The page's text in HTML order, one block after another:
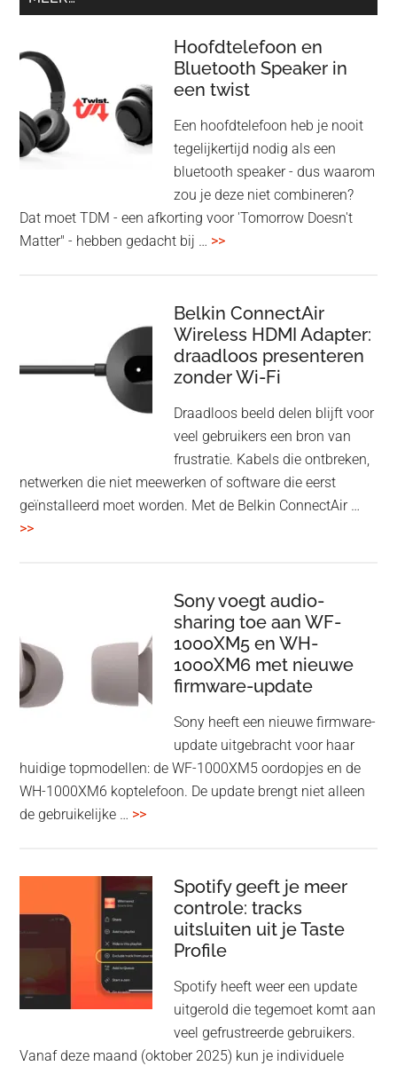
Hoofdtelefoon en
Bluetooth Speaker in
een twist
Een hoofdtelefoon heb je nooit
tegelijkertijd nodig als een
bluetooth speaker - dus waarom
zou je deze niet combineren?
Dat moet TDM - een afkorting voor 'Tomorrow Doesn't
Matter" - hebben gedacht bij … >>overHoofdtelefoon
Speaker
in
een
twist
Belkin ConnectAir
Wireless HDMI Adapter:
draadloos presenteren
zonder Wi-Fi
Draadloos beeld delen blijft voor
veel gebruikers een bron van
frustratie. Kabels die ontbreken,
netwerken die niet meewerken of software die eerst
geïnstalleerd moet worden. Met de Belkin ConnectAir …
>>overBelkin
draadloos
presenteren
zonder
Wi-
Sony voegt audio-
sharing toe aan WF-
1000XM5 en WH-
1000XM6 met nieuwe
firmware-update
Sony heeft een nieuwe firmware-
update uitgebracht voor haar
huidige topmodellen: de WF-1000XM5 oordopjes en de
WH-1000XM6 koptelefoon. De update brengt niet alleen
de gebruikelijke … >>overSony
sharing
WF-
en
1000XM6
Spotify geeft je meer
controle: tracks
uitsluiten uit je Taste
Profile
Spotify heeft weer een update
uitgerold die tegemoet komt aan
veel gefrustreerde gebruikers.
Vanaf deze maand (oktober 2025) kun je individuele